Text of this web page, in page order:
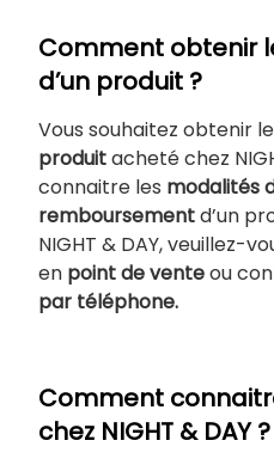
Comment obtenir
d’un produit ?
Vous souhaitez obtenir le
produitacheté chez
connaitre les modalités
remboursementd’un
NIGHT & DAY, veuillez-
en point de venteou
par téléphone.
Comment
chez NIGHT & DAY ?